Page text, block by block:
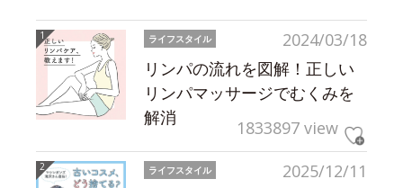
2024/03/18
ライフスタイル
リンパの流れを図解！正しい
リンパマッサージでむくみを
解消
1833897 view
2025/12/11
ライフスタイル